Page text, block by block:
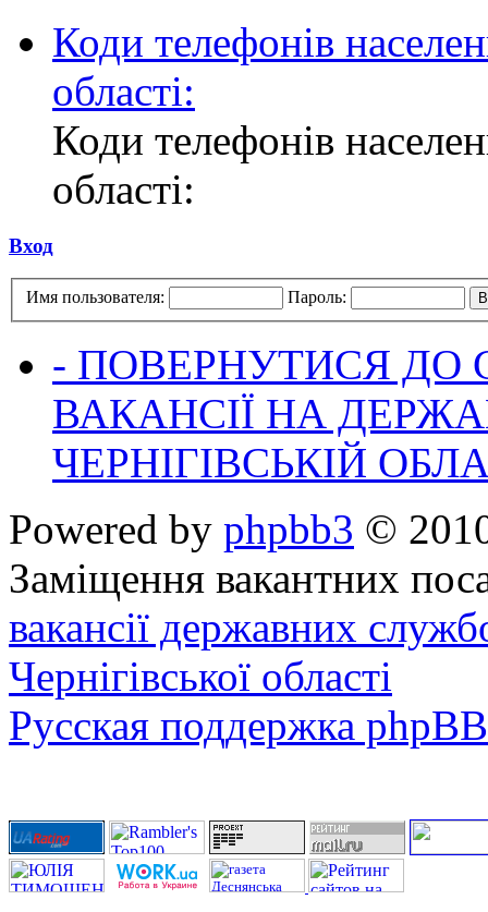
Коди телефонів
області:
Коди телефонів
області:
Вход
Имя пользователя: Пароль:
- ПОВЕРНУТИСЯ ДО
ВАКАНСІЇ НА
ЧЕРНІГІВСЬКІЙ
Powered by phpbb3 ©
Заміщення вакантних
вакансії державних
Чернігівської області
Русская поддержка phpBB